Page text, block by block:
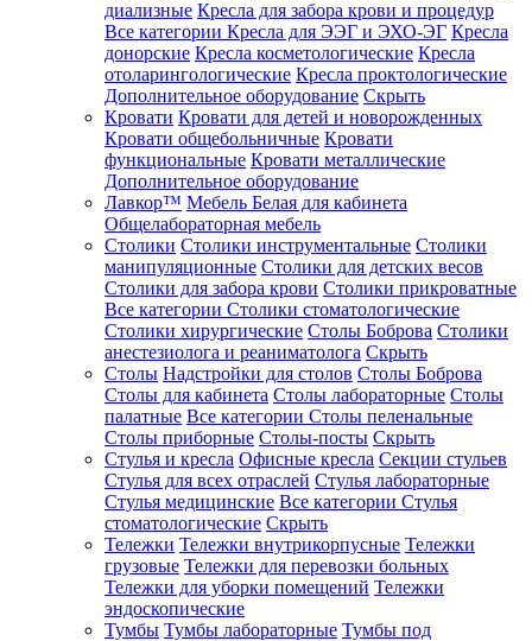
диализные Кресла для забора крови и процедур
Все категории Кресла для ЭЭГ и ЭХО-ЭГ Кресла
донорские Кресла косметологические Кресла
отоларингологические Кресла проктологические
Дополнительное оборудование Скрыть
Кровати Кровати для детей и новорожденных
Кровати общебольничные Кровати
функциональные Кровати металлические
Дополнительное оборудование
Лавкор™ Мебель Белая для кабинета
Общелабораторная мебель
Столики Столики инструментальные Столики
манипуляционные Столики для детских весов
Столики для забора крови Столики прикроватные
Все категории Столики стоматологические
Столики хирургические Столы Боброва Столики
анестезиолога и реаниматолога Скрыть
Столы Надстройки для столов Столы Боброва
Столы для кабинета Столы лабораторные Столы
палатные Все категории Столы пеленальные
Столы приборные Столы-посты Скрыть
Стулья и кресла Офисные кресла Секции стульев
Стулья для всех отраслей Стулья лабораторные
Стулья медицинские Все категории Стулья
стоматологические Скрыть
Тележки Тележки внутрикорпусные Тележки
грузовые Тележки для перевозки больных
Тележки для уборки помещений Тележки
эндоскопические
Тумбы Тумбы лабораторные Тумбы под